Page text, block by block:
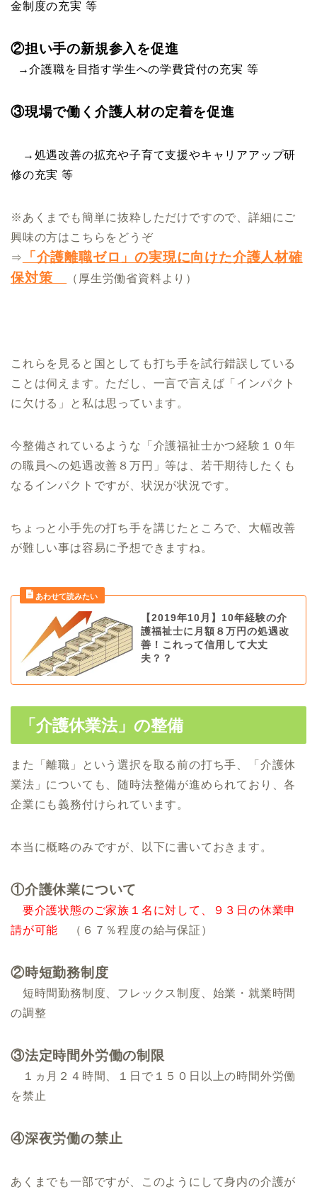
金制度の充実 等
②担い手の新規参入を促進
→介護職を目指す学生への学費貸付の充実 等
③現場で働く介護人材の定着を促進
→処遇改善の拡充や子育て支援やキャリアアップ研
修の充実 等
※あくまでも簡単に抜粋しただけですので、詳細にご
興味の方はこちらをどうぞ
⇒
「介護離職ゼロ」の実現に向けた介護人材確
保対策
（厚生労働省資料より）
これらを見ると国としても打ち手を試行錯誤して いる
ことは伺えます。ただし、一言で言えば「インパクト
に欠ける」と私は思っています。
今整備されているような「介護福祉士かつ経験１０年
の職員への処遇改善８万円」等は、若干期待したくも
なるインパクトですが、状況が状況です。
ちょっと小手先の打ち手を講じたところで、大幅改善
が難しい事は容易に予想できますね。
【2019年10月】10年経験の介
護福祉士に月額８万円の処遇改
善！これって信用して大丈
夫？？
「介護休業法」の整備
また「離職」という選択を取る前の打ち手、「介護休
業法」についても、随時法整備が進められており、各
企業にも義務付けられています。
本当に概略のみですが、 以下に書いておきます。
①介護休業について
要介護状態のご家族１名に対して、９３日の休業申
請が可能 （６７％程度の給与保証）
②時短勤務制度
短時間勤務制度、フレックス制度、始業・就業時間
の調整
③法定時間外労働の制限
１ヵ月２４時間、１日で１５０日以上の時間外労働
を禁止
④深夜労働の禁止
あくまでも一部ですが、このようにして身内の介護が